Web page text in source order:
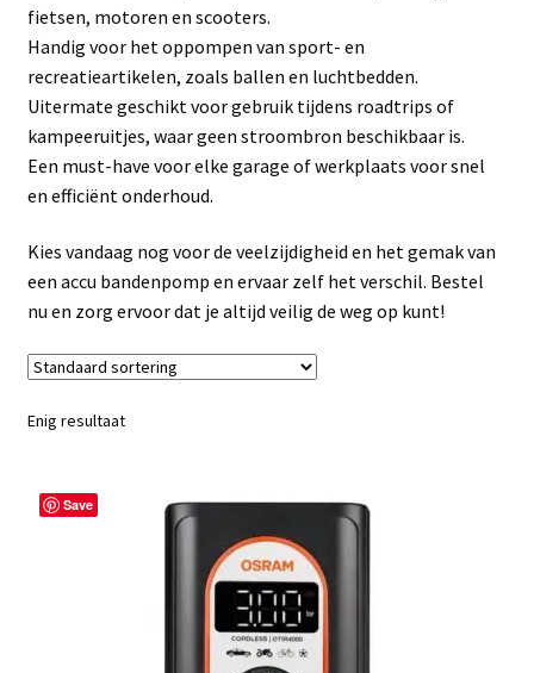
Over Ons
Overzicht
Privacybeleid
Retourbeleid
Videos
Winkelwagen
fietsen, motoren en scooters.
Handig voor het oppompen van sport- en
recreatieartikelen, zoals ballen en luchtbedden.
Uitermate geschikt voor gebruik tijdens roadtrips of
kampeeruitjes, waar geen stroombron beschikbaar is.
Een must-have voor elke garage of werkplaats voor snel
en efficiënt onderhoud.
Kies vandaag nog voor de veelzijdigheid en het gemak van
een accu bandenpomp en ervaar zelf het verschil. Bestel
nu en zorg ervoor dat je altijd veilig de weg op kunt!
Enig resultaat
Save